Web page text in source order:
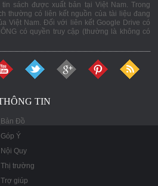
sách được xuất bản tại Việt Nam. Trong
thường có liên kết nguồn của tài liệu đang
Việt Nam. Đối với liên kết Google Drive có
có quyền truy cập (thường là không có
TIN
Bản Đồ
Góp Ý
Nội Quy
Thị trường
Trợ giúp